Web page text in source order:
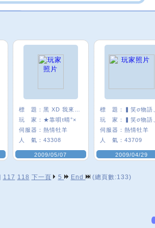
標 題：
玩 家： ★靠唄τ晴°×
伺服器： 熱情牡羊
人 氣： 43308
2009/05/07
標 題：
▍笑σ物語
玩 家：
▍笑σ物語
伺服器： 熱情牡羊
人 氣： 43709
2009/04/29
117 118 下一頁 5 End (總頁數:133)